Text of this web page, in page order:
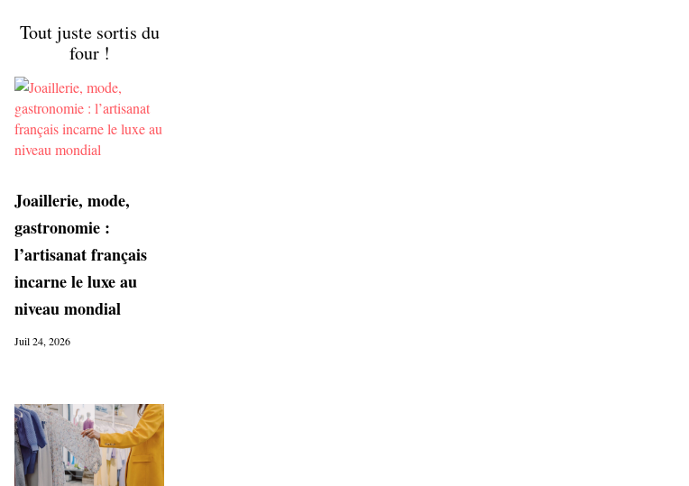
Tout juste sortis du
four !
Joaillerie, mode,
gastronomie :
l’artisanat français
incarne le luxe au
niveau mondial
Juil 24, 2026